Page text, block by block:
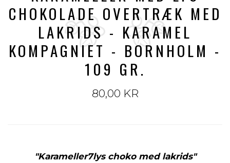
CHOKOLADE OVERTRÆK MED
LAKRIDS - KARAMEL
KOMPAGNIET - BORNHOLM -
109 GR.
80,00 KR
"Karameller7lys choko med lakrids"